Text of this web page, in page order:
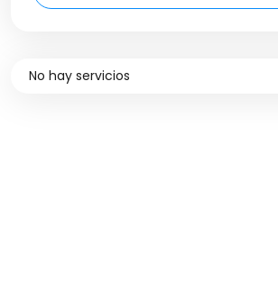
No hay servicios